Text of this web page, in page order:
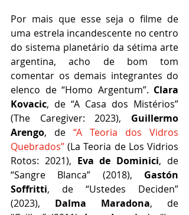
Por mais que esse seja o filme de
uma estrela incandescente no centro
do sistema planetário da sétima arte
argentina, acho de bom tom
comentar os demais integrantes do
elenco de “Homo Argentum”. Clara
Kovacic, de “A Casa dos Mistérios”
(The Caregiver: 2023), Guillermo
Arengo, de “A Teoria dos Vidros
Quebrados” (La Teoria de Los Vidrios
Rotos: 2021), Eva de Dominici, de
“Sangre Blanca” (2018), Gastón
Soffritti, de “Ustedes Deciden”
(2023), Dalma Maradona, de